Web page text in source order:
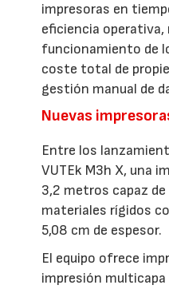
impresoras en
eficiencia
funcionamiento de
coste total de
gestión manual de
Nuevas
Entre los
VUTEk M3h X, una
3,2 metros capaz
materiales rígidos
5,08 cm de espesor.
El equipo ofrece
impresión multicapa